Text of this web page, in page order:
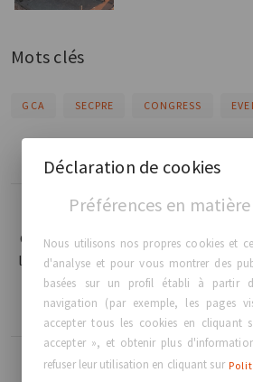
Mots clés
GCA SECPRE CONGRESS
GCA® est ravi d'être
le fier sponsor Gold
du Congrès ABS
2024.
GC
Déclaration de cookies
Préférences en
Nous utilisons nos propres cookies et
d'analyse et pour vous montrer des
basées sur un profil établi à partir
navigation (par exemple, les pages
accepter tous les cookies en cliquant
accepter », et obtenir plus
refuser leur utilisation en cliquant sur